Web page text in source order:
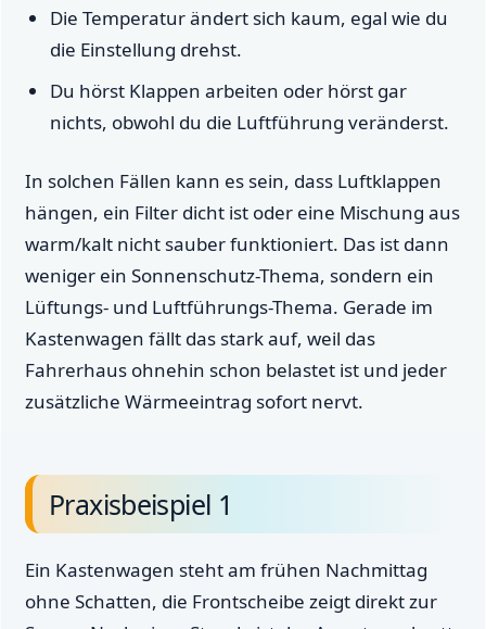
Die Temperatur ändert sich kaum, egal wie du
die Einstellung drehst.
Du hörst Klappen arbeiten oder hörst gar
nichts, obwohl du die Luftführung veränderst.
In solchen Fällen kann es sein, dass Luftklappen
hängen, ein Filter dicht ist oder eine Mischung aus
warm/kalt nicht sauber funktioniert. Das ist dann
weniger ein Sonnenschutz-Thema, sondern ein
Lüftungs- und Luftführungs-Thema. Gerade im
Kastenwagen fällt das stark auf, weil das
Fahrerhaus ohnehin schon belastet ist und jeder
zusätzliche Wärmeeintrag sofort nervt.
Praxisbeispiel 1
Ein Kastenwagen steht am frühen Nachmittag
ohne Schatten, die Frontscheibe zeigt direkt zur